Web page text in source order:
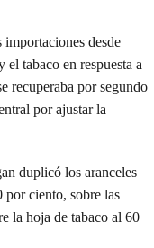
desde
tabaco en respuesta a
recuperaba por segundo
por ajustar la
duplicó los aranceles
por ciento, sobre las
la hoja de tabaco al 60